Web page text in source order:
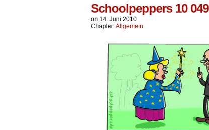
Schoolpeppers 10 049
on 14. Juni 2010
Chapter:Allgemein